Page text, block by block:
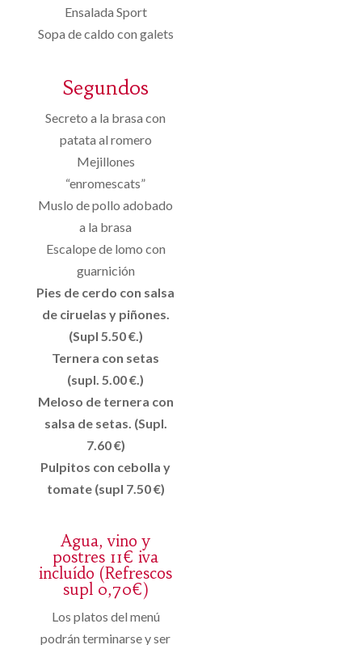
Ensalada Sport
Sopa de caldo con galets
Segundos
Secreto a la brasa con
patata al romero
Mejillones
“enromescats”
Muslo de pollo adobado
a la brasa
Escalope de lomo con
guarnición
Pies de cerdo con salsa
de ciruelas y piñones.
(Supl 5.50 €.)
Ternera con setas
(supl. 5.00 €.)
Meloso de ternera con
salsa de setas. (Supl.
7.60 €)
Pulpitos con cebolla y
tomate (supl 7.50 €)
Agua, vino y
postres 11€ iva
incluído (Refrescos
supl 0,70€)
Los platos del menú
podrán terminarse y ser